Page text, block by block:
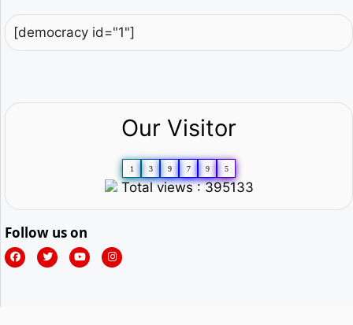
[democracy id="1"]
Our Visitor
1 3 9 7 9 5
Total views : 395133
Follow us on